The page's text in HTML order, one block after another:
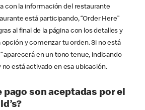
con la información del restaurante
está participando, “Order Here”
al final de la página con los detalles y
y comenzar tu orden. Si no está
aparecerá en un tono tenue, indicando
no está activado en esa ubicación.
pago son aceptadas por el